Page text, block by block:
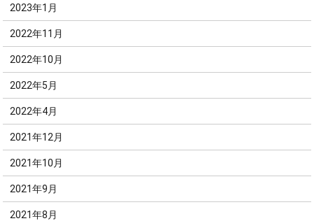
2023年1月
2022年11月
2022年10月
2022年5月
2022年4月
2021年12月
2021年10月
2021年9月
2021年8月